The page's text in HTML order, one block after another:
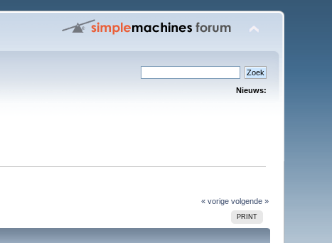
Nieuws:
« vorige volgende »
PRINT